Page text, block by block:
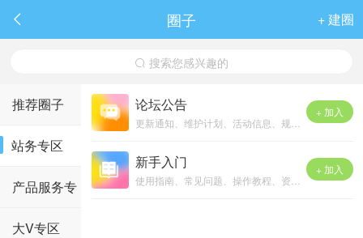
 圈子 + 建圈
 搜索您感兴趣的
推荐圈子
站务专区
产品服务专
区
大V专区
+ 加入
论坛公告
+ 加入
新手入门